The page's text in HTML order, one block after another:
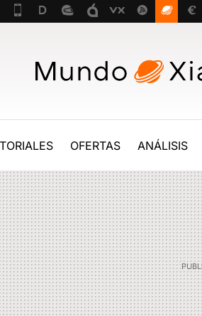
OFERTAS ANÁLISIS